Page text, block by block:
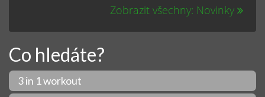
Zobrazit všechny: Novinky
Co hledáte?
3 in 1 workout